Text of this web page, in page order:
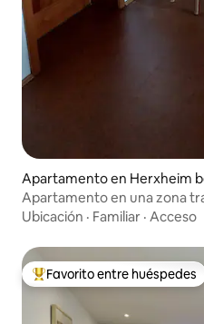
Apartamento en Herxheim
Apartamento en una zona
Ubicación · Familiar · Acceso
Favorito entre huéspedes
Favorito entre huéspedes